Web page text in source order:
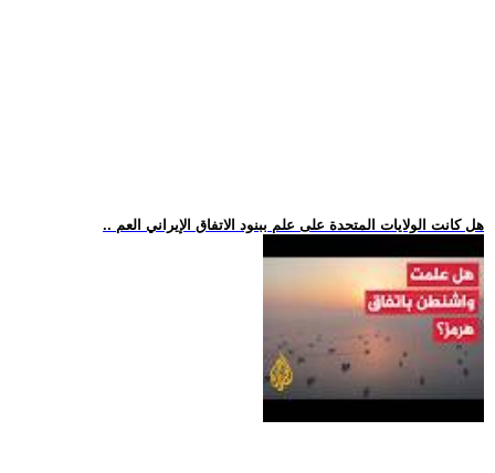
.. هل كانت الولايات المتحدة على علم ببنود الاتفاق الإيراني العم